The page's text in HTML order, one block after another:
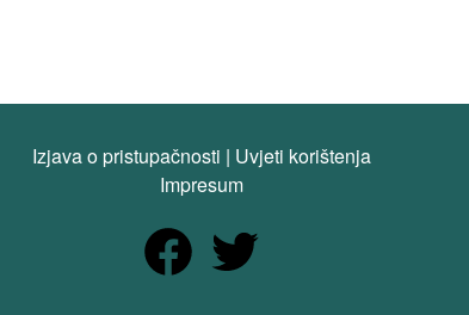
Izjava o pristupačnosti | Uvjeti korištenja
Impresum